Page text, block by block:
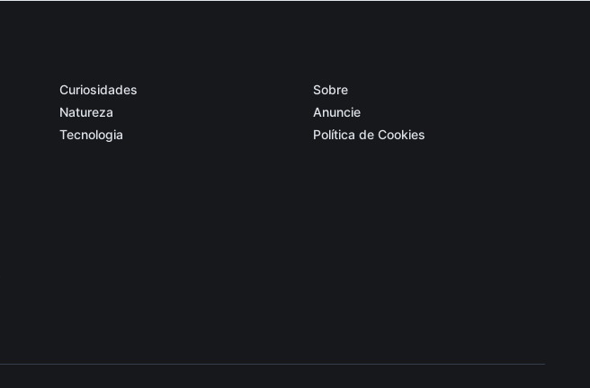
Curiosidades
Natureza
Tecnologia
Sobre
Anuncie
Política de Cookies